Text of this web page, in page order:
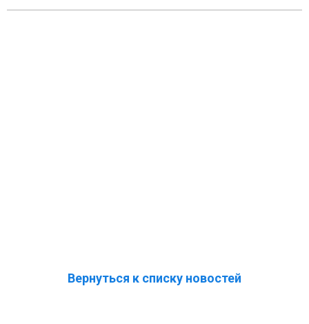
Вернуться к списку новостей